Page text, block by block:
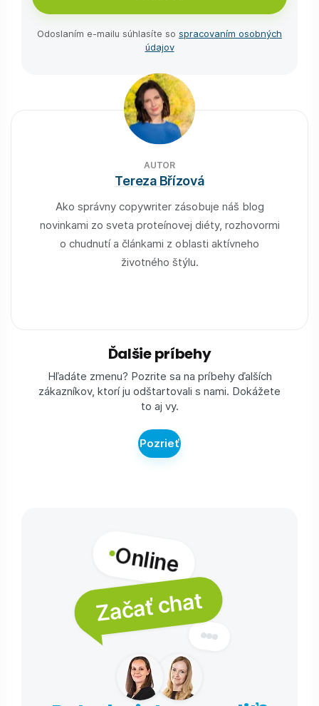
Odoslaním e-⁠mailu súhlasíte so spracovaním osobných
údajov
AUTOR
Tereza Břízová
Ako správny copywriter zásobuje náš blog
novinkami zo sveta proteínovej diéty, rozhovormi
o chudnutí a článkami z oblasti aktívneho
životného štýlu.
Ďalšie príbehy
Hľadáte zmenu? Pozrite sa na príbehy ďalších
zákazníkov, ktorí ju odštartovali s nami. Dokážete
to aj vy.
Pozrieť
Online
Začať chat